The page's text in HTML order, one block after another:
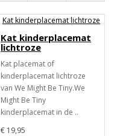
Kat kinderplacemat
lichtroze
Kat placemat of
kinderplacemat lichtroze
van We Might Be Tiny.We
Might Be Tiny
kinderplacemat in de ..
€ 19,95